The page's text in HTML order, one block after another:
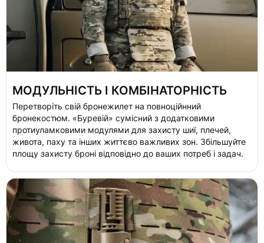
МОДУЛЬНІСТЬ І КОМБІНАТОРНІСТЬ
Перетворіть свій бронежилет на повноційнний
бронекостюм. «Буревій» сумісний з додатковими
протиуламковими модулями для захисту шиї, плечей,
живота, паху та інших життєво важливих зон. Збільшуйте
площу захисту броні відповідно до ваших потреб і задач.